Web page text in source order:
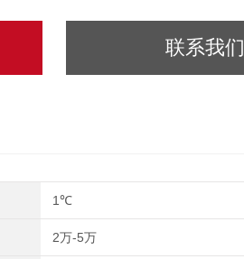
联系我们
1℃
2万-5万